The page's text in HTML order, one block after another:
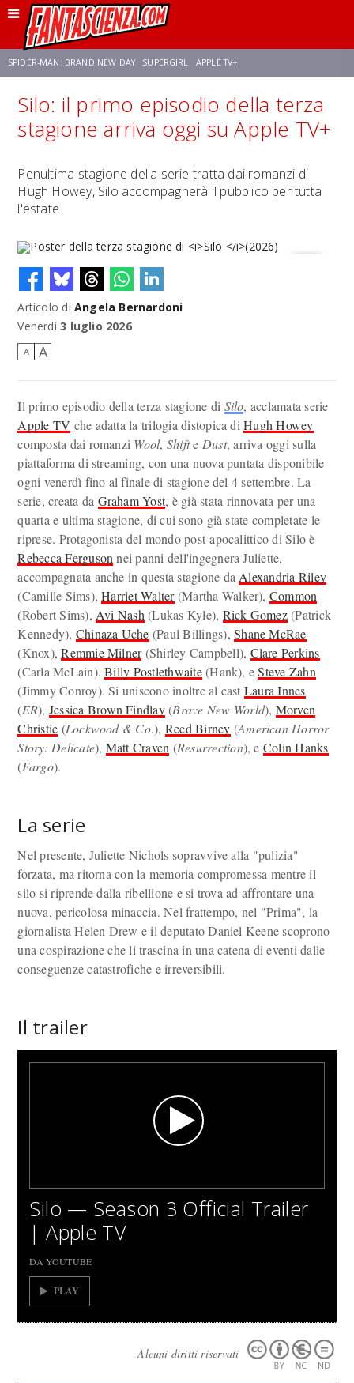
SPIDER-MAN: BRAND NEW DAY SUPERGIRL APPLE TV+
FRANCO RICCIARDIELLO ZENDAYA AVENGERS: DOOMSDAY STAR TREK
Silo: il primo episodio della terza
stagione arriva oggi su Apple TV+
Penultima stagione della serie tratta dai romanzi di
Hugh Howey, Silo accompagnerà il pubblico per tutta
l'estate
Poster della terza stagione di
Articolo di Angela Bernardoni
Venerdì 3 luglio 2026
A A
Il primo episodio della terza stagione di Silo, acclamata serie
Apple TV che adatta la trilogia distopica diHugh Howey
composta dai romanzi Wool, Shifte Dust, arriva oggi sulla
piattaforma di streaming, con una nuova puntata disponibile
ogni venerdì fino al finale di stagione del 4 settembre. La
serie, creata da Graham Yost, è già stata rinnovata per una
quarta e ultima stagione, di cui sono già state completate le
riprese. Protagonista del mondo post-apocalittico di Silo è
Rebecca Ferguson nei panni dell'ingegnera Juliette,
accompagnata anche in questa stagione da Alexandria Riley
(Camille Sims),Harriet Walter(Martha Walker), Common
(Robert Sims), Avi Nash (Lukas Kyle), Rick Gomez(Patrick
Kennedy), Chinaza Uche (Paul Billings),Shane McRae
(Knox),Remmie Milner(Shirley Campbell), Clare Perkins
(Carla McLain),Billy Postlethwaite(Hank), eSteve Zahn
(Jimmy Conroy). Si uniscono inoltre al cast Laura Innes
(ER), Jessica Brown Findlay(Brave New World), Morven
Christie (Lockwood & Co.), Reed Birney (American Horror
Story: Delicate), Matt Craven (Resurrection), e Colin Hanks
(Fargo).
La serie
Nel presente, Juliette Nichols sopravvive alla "pulizia"
forzata, ma ritorna con la memoria compromessa mentre il
silo si riprende dalla ribellione e si trova ad affrontare una
nuova, pericolosa minaccia. Nel frattempo, nel "Prima", la
giornalista Helen Drew e il deputato Daniel Keene scoprono
una cospirazione che li trascina in una catena di eventi dalle
conseguenze catastrofiche e irreversibili.
Il trailer
Silo — Season 3 Official Trailer
| Apple TV
DA YOUTUBE
PLAY
Alcuni diritti riservati